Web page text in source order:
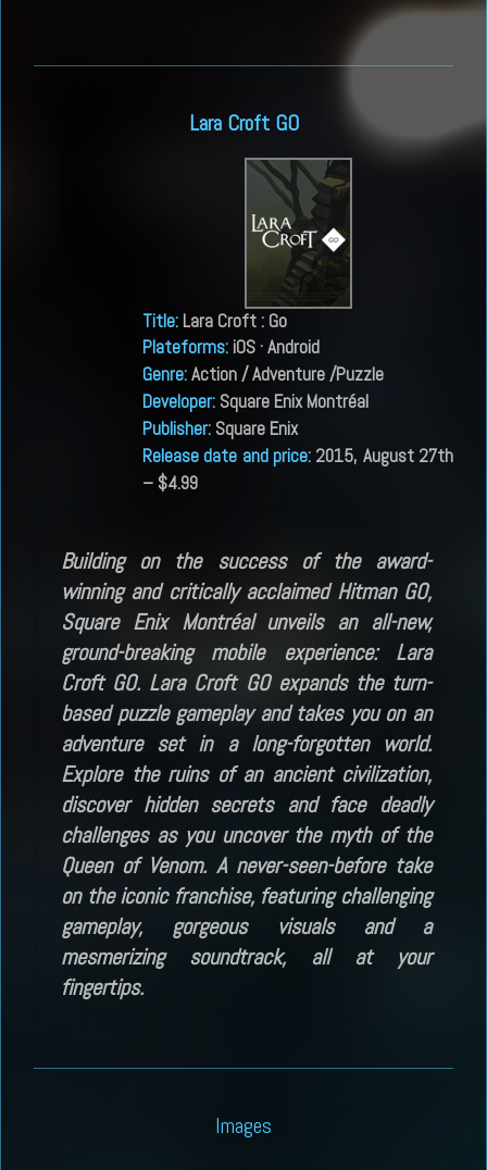
Lara Croft GO
Title: Lara Croft : Go
Plateforms: iOS · Android
Genre:Action / Adventure /Puzzle
Developer: Square Enix Montréal
Publisher: Square Enix
Release date and price: 2015, August 27th
– $4.99
Building on the success of the award-
winning and critically acclaimed Hitman GO,
Square Enix Montréal unveils an all-new,
ground-breaking mobile experience: Lara
Croft GO. Lara Croft GO expands the turn-
based puzzle gameplay and takes you on an
adventure set in a long-forgotten world.
Explore the ruins of an ancient civilization,
discover hidden secrets and face deadly
challenges as you uncover the myth of the
Queen of Venom. A never-seen-before take
on the iconic franchise, featuring challenging
gameplay, gorgeous visuals and a
mesmerizing soundtrack, all at your
fingertips.
Images